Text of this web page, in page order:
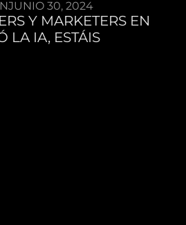
JUNIO 30, 2024
Y MARKETERS EN
LA IA, ESTÁIS